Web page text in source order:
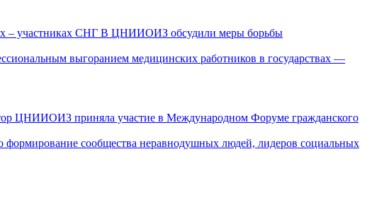
В ЦНИИОИЗ обсудили меры борьбы
выгоранием медицинских работников в государствах —
ЦНИИОИЗ приняла участие в Международном Форуме гражданского
сообщества неравнодушных людей, лидеров социальных